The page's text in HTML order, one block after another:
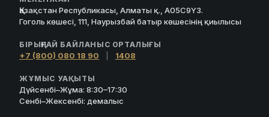
Қазақстан Республикасы, Алматы қ., A05C9Y3.
Гоголь көшесі, 111, Наурызбай батыр көшесінің қиылысы
БІРЫҢҒАЙ БАЙЛАНЫС ОРТАЛЫҒЫ
+7 (800) 080 18 90 1408
ЖҰМЫС УАҚЫТЫ
Дүйсенбі–Жұма: 8:30–17:30
Сенбі–Жексенбі: демалыс